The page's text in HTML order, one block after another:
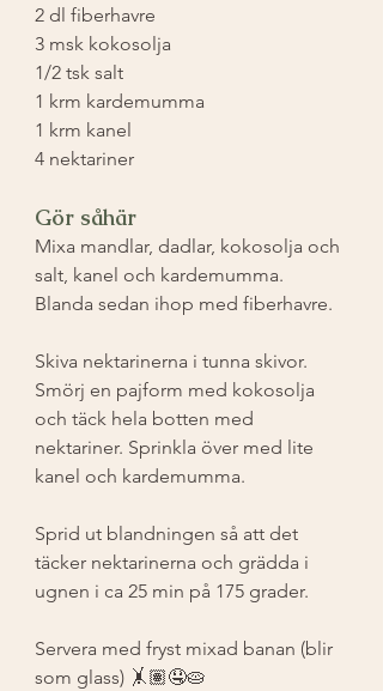
2 dl fiberhavre ⁣
3 msk kokosolja ⁣
1/2 tsk salt ⁣
1 krm kardemumma ⁣
1 krm kanel⁣
4 nektariner ⁣
Gör såhär
Mixa mandlar, dadlar, kokosolja och
salt, kanel och kardemumma.
Blanda sedan ihop med fiberhavre. ⁣
Skiva nektarinerna i tunna skivor.
Smörj en pajform med kokosolja
och täck hela botten med
nektariner. Sprinkla över med lite
kanel och kardemumma. ⁣
Sprid ut blandningen så att det
täcker nektarinerna och grädda i
ugnen i ca 25 min på 175 grader. ⁣
Servera med fryst mixad banan (blir
som glass) 🤸🏽🤤🥧⁣